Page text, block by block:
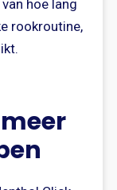
hoe lang
rookroutine,